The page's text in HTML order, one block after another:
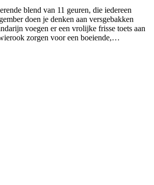
blend van 11 geuren, die iedereen
doen je denken aan versgebakken
voegen er een vrolijke frisse toets aan
zorgen voor een boeiende,…